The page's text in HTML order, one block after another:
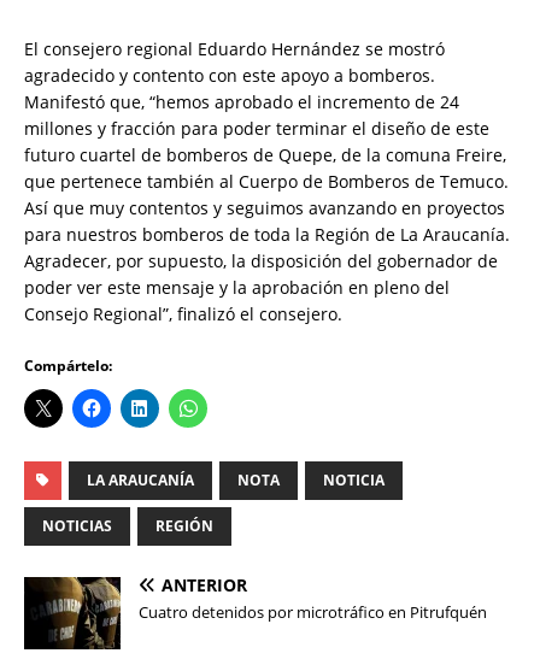
El consejero regional Eduardo Hernández se mostró
agradecido y contento con este apoyo a bomberos.
Manifestó que, “hemos aprobado el incremento de 24
millones y fracción para poder terminar el diseño de este
futuro cuartel de bomberos de Quepe, de la comuna Freire,
que pertenece también al Cuerpo de Bomberos de Temuco.
Así que muy contentos y seguimos avanzando en proyectos
para nuestros bomberos de toda la Región de La Araucanía.
Agradecer, por supuesto, la disposición del gobernador de
poder ver este mensaje y la aprobación en pleno del
Consejo Regional”, finalizó el consejero.
Compártelo:
LA ARAUCANÍA NOTA NOTICIA
NOTICIAS REGIÓN
ANTERIOR
Cuatro detenidos por microtráfico en Pitrufquén